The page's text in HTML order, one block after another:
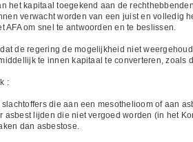
het kapitaal toegekend aan de
verwacht worden van een juist en volledig
AFA om snel te antwoorden en te beslissen.
de regering de mogelijkheid niet
te innen kapitaal te converteren, zoals
:
die aan een mesothelioom of aan
asbest lijden die niet vergoed worden (in het
dan asbestose.